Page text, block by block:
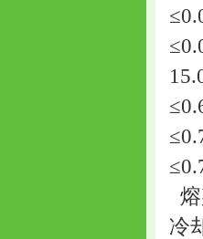
冷